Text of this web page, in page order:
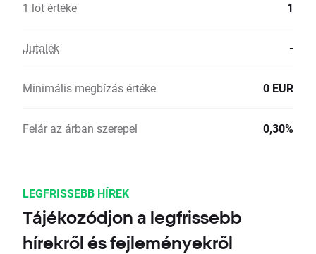
1 lot értéke 1
Jutalék -
Minimális megbízás értéke 0 EUR
Felár az árban szerepel 0,30%
LEGFRISSEBB HÍREK
Tájékozódjon a legfrissebb
hírekről és fejleményekről